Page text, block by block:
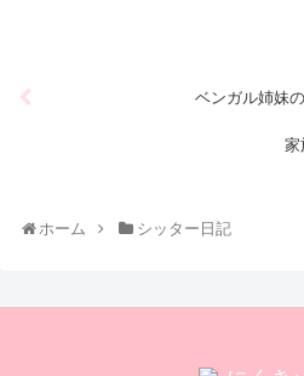
ベンガル姉妹
家
ホーム シッター日記